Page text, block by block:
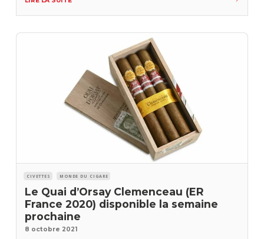
des stocks de havanes. Cette communication a pris la forme
d’un courrier électronique adressé aux détaillants lundi dernier
CIVETTES MONDE DU CIGARE
Le Quai d’Orsay Clemenceau (ER
France 2020) disponible la semaine
prochaine
8 octobre 2021